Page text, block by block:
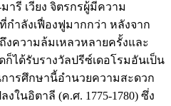
รี เวียง จิตรกรผู้มีความ
ำลังเฟื่องฟูมากกว่า หลังจาก
ความล้มเหลวหลายครั้งและ
ได้รับรางวัลปรีซ์เดอโรมอันเป็น
ารศึกษานี้อำนวยความสะดวก
ในอิตาลี (ค.ศ. 1775-1780) ซึ่ง